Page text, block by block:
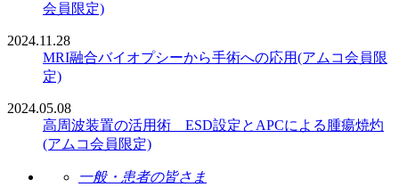
会員限定)
2024.11.28
MRI融合バイオプシーから手術への応用(アムコ会員限
定)
2024.05.08
高周波装置の活用術 ESD設定とAPCによる腫瘍焼灼
(アムコ会員限定)
一般・患者の皆さま